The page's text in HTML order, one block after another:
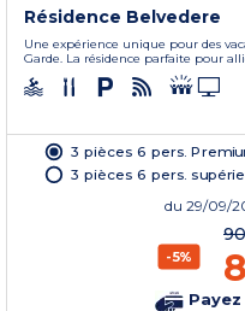
Résidence Belvedere
Une expérience unique pour des
Garde. La résidence parfaite pour
3 pièces 6 pers.
3 pièces 6 pers.
du 29/09/
-5%
Payez